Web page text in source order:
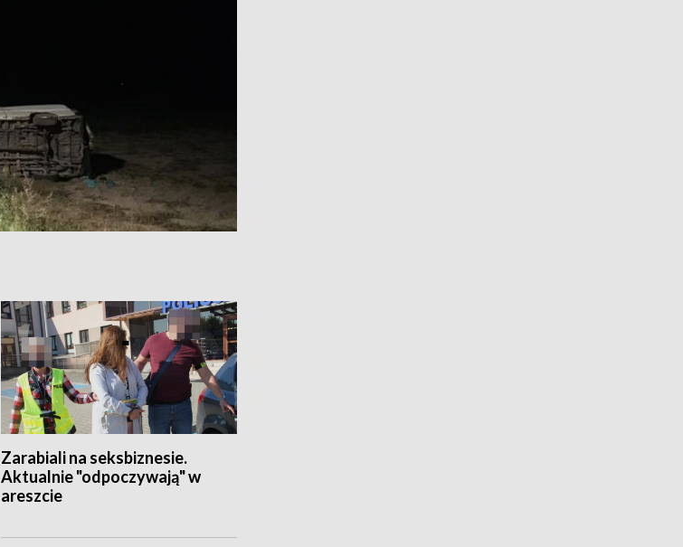
Zarabiali na seksbiznesie.
Aktualnie "odpoczywają" w
areszcie